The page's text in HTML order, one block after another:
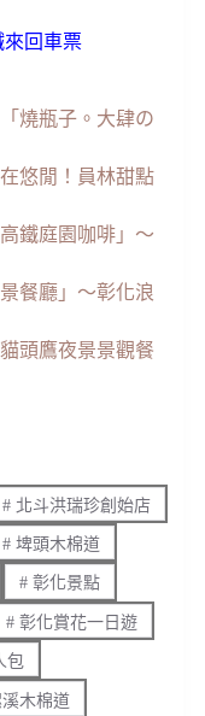
來回車票
燒瓶子。大肆の
悠閒！員林甜點
鐵庭園咖啡」～
餐廳」～彰化浪
頭鷹夜景景觀餐
# 北斗洪瑞珍創始店
# 埤頭木棉道
# 彰化景點
# 彰化賞花一日遊
包
木棉道